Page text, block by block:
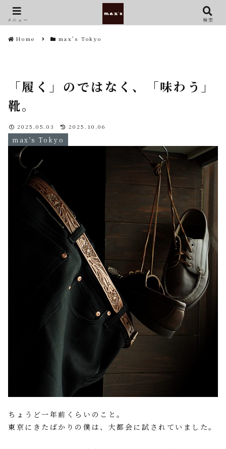
Home max's Tokyo
「履く」のではなく、「味わう」
靴。
max's Tokyo
2025.05.03 2025.10.06
ちょうど一年前くらいのこと。
東京にきたばかりの僕は、大都会に試されていました。
メニュー 検索